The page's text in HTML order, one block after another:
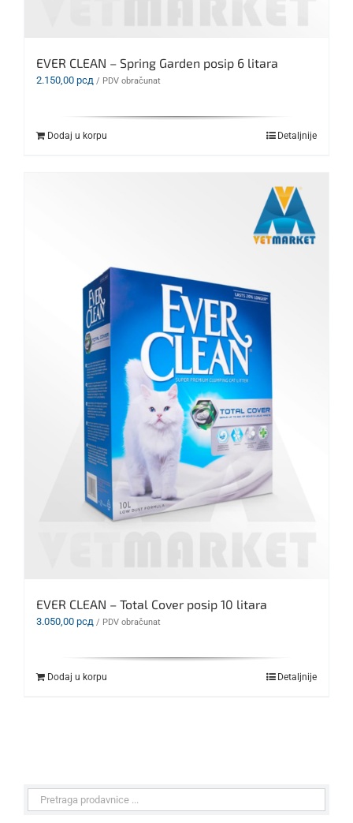
EVER CLEAN – Spring Garden posip 6 litara
2.150,00 рсд / PDV obračunat
Dodaj u korpu Detaljnije
EVER CLEAN – Total Cover posip 10 litara
3.050,00 рсд / PDV obračunat
Dodaj u korpu Detaljnije